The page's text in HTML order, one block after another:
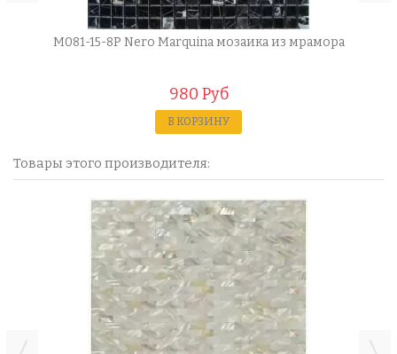
M081-15-8P Nero Marquina мозаика из мрамора
980 Руб
В КОРЗИНУ
Товары этого производителя: